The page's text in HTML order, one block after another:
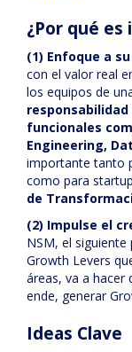
¿Por qué
(1) Enfoque a
con el valor real
los equipos de
funcionales
Engineering,
importante tanto
como para
de
(2) Impulse el
NSM, el
Growth Levers
áreas, va a hacer
ende, generar
Ideas Clave